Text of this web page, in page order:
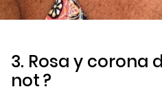
3. Rosa y corona
not?